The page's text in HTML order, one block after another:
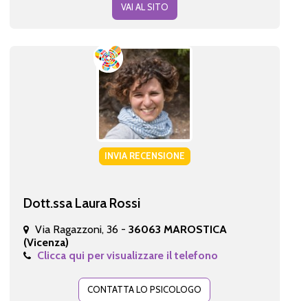
VAI AL SITO
INVIA RECENSIONE
Dott.ssa Laura Rossi
Via Ragazzoni, 36 - 36063 MAROSTICA
(Vicenza)
Clicca qui per visualizzare il telefono
CONTATTA LO PSICOLOGO